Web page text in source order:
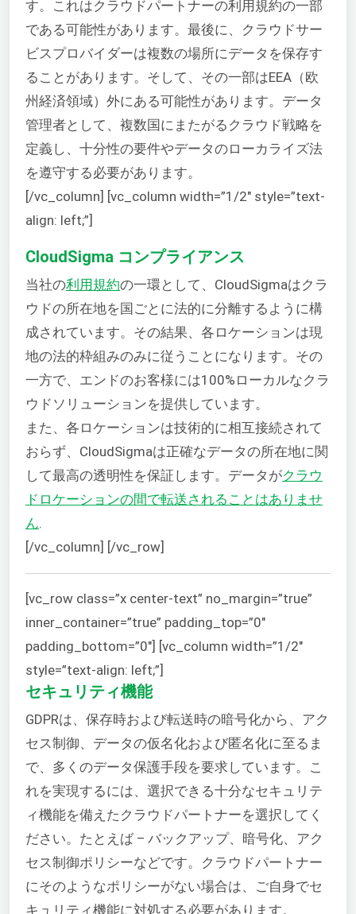
す。これはクラウドパートナーの利用規約の一部
である可能性があります。最後に、クラウドサー
ビスプロバイダーは複数の場所にデータを保存す
ることがあります。そして、その一部はEEA（欧
州経済領域）外にある可能性があります。データ
管理者として、複数国にまたがるクラウド戦略を
定義し、十分性の要件やデータのローカライズ法
を遵守する必要があります。
[/vc_column] [vc_column width=”1/2″ style=”text-
align: left;”]
CloudSigma コンプライアンス
当社の利用規約の一環として、CloudSigmaはクラ
ウドの所在地を国ごとに法的に分離するように構
成されています。その結果、各ロケーションは現
地の法的枠組みのみに従うことになります。その
一方で、エンドのお客様には100%ローカルなクラ
ウドソリューションを提供しています。
また、各ロケーションは技術的に相互接続されて
おらず、CloudSigmaは正確なデータの所在地に関
して最高の透明性を保証します。データがクラウ
ドロケーションの間で転送されることはありませ
ん
[/vc_column] [/vc_row]
[vc_row class=”x center-text” no_margin=”true”
inner_container=”true” padding_top=”0″
padding_bottom=”0″] [vc_column width=”1/2″
style=”text-align: left;”]
セキュリティ機能
GDPRは、保存時および転送時の暗号化から、アク
セス制御、データの仮名化および匿名化に至るま
で、多くのデータ保護手段を要求しています。こ
れを実現するには、選択できる十分なセキュリテ
ィ機能を備えたクラウドパートナーを選択してく
ださい。たとえば – バックアップ、暗号化、アク
セス制御ポリシーなどです。クラウドパートナー
にそのようなポリシーがない場合は、ご自身でセ
キュリティ機能に対処する必要があります。